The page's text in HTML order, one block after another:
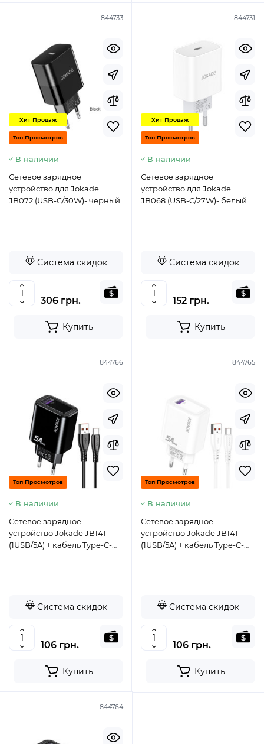
844733
Хит Продаж
Топ Просмотров
В наличии
Сетевое зарядное
устройство для Jokade
JB072 (USB-C/30W)- черный
Система скидок
306 грн.
Купить
844731
Хит Продаж
Топ Просмотров
В наличии
Сетевое зарядное
устройство для Jokade
JB068 (USB-C/27W)- белый
Система скидок
152 грн.
Купить
844766
Топ Просмотров
В наличии
Сетевое зарядное
устройство Jokade JB141
(1USB/5A) + кабель Type-C-
Система скидок
106 грн.
Купить
844765
Топ Просмотров
В наличии
Сетевое зарядное
устройство Jokade JB141
(1USB/5A) + кабель Type-C-
Система скидок
106 грн.
Купить
844764